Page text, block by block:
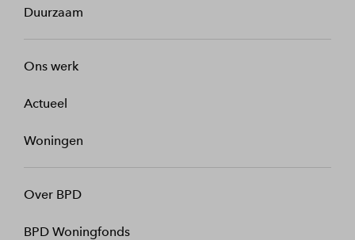
Duurzaam
Ons werk
Actueel
Woningen
Over BPD
BPD Woningfonds